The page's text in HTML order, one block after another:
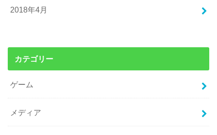
2018年4月
カテゴリー
ゲーム
メディア